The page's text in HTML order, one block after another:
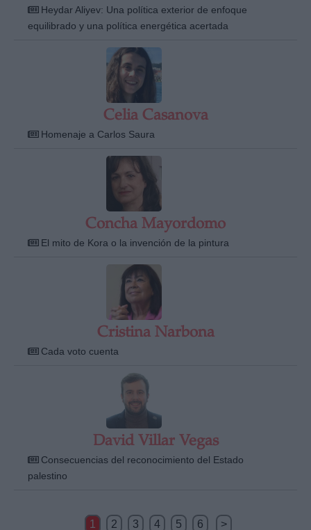
Heydar Aliyev: Una política exterior de enfoque
equilibrado y una política energética acertada
Celia Casanova
Homenaje a Carlos Saura
Concha Mayordomo
El mito de Kora o la invención de la pintura
Cristina Narbona
Cada voto cuenta
David Villar Vegas
Consecuencias del reconocimiento del Estado
palestino
1 2 3 4 5 6 >